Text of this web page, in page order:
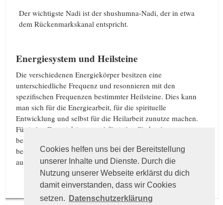
Cookies helfen uns bei der Bereitstellung
unserer Inhalte und Dienste. Durch die
Nutzung unserer Webseite erklärst du dich
damit einverstanden, dass wir Cookies
setzen.
Datenschutzerklärung
Der wichtigste Nadi ist der shushumna-Nadi, der in etwa
dem Rückenmarkskanal entspricht.
Energiesystem und Heilsteine
Die verschiedenen Energiekörper besitzen eine
unterschiedliche Frequenz und resonnieren mit den
spezifischen Frequenzen bestimmter Heilsteine. Dies kann
man sich für die Energiearbeit, für die spirituelle
Entwicklung und selbst für die Heilarbeit zunutze machen.
Für jeden Energiekörper und für jedes Chakra bzw.
bestimmte Energiezentren und -punkte passen ganz
bestimmte Edelsteine, die eine positive Wirkung auf sie
ausüben.